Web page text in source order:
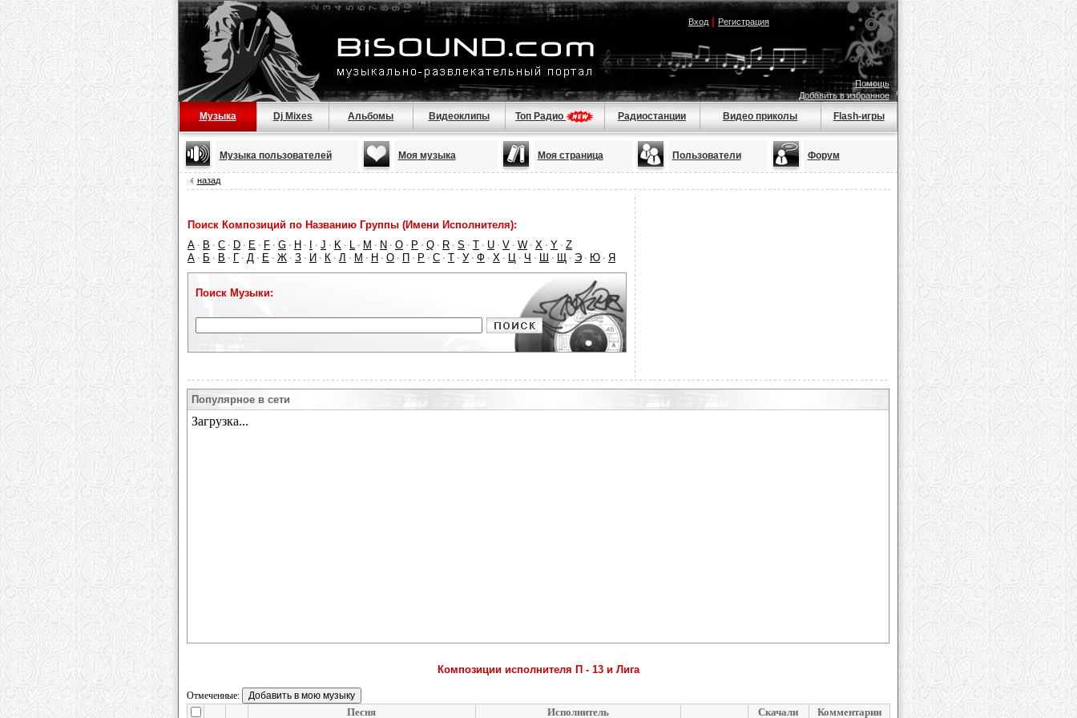
Вход| Регистрация
Помощь
Добавить в избранное
Музыка Dj Mixes Альбомы Видеоклипы Топ Радио Радиостанции Видео приколы Flash-игры
Музыка пользователей Моя музыка Моя страница Пользователи Форум
назад
Поиск Композиций по Названию Группы (Имени Исполнителя):
A · B · C · D · E · F · G · H · · J · K · L · M · N · O · P · Q · R · S · T · U · V · W · X · Y · Z
А · Б · В · Г · Д · Е · Ж · З · И · К · Л · М · Н · О · П · Р · С · Т · У · Ф · Х · Ц · Ч · Ш · Щ · Э · Ю · Я
Поиск Музыки:
Популярное в сети
Композиции исполнителя П - 13 и Лига
Отмеченные:
Песня Исполнитель Скачали Комментарии